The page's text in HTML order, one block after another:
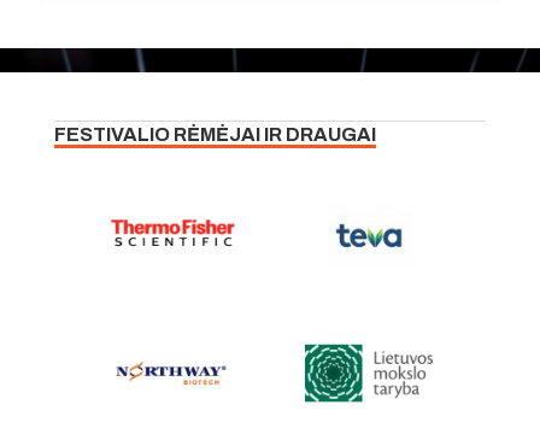
FESTIVALIO RĖMĖJAI IR DRAUGAI